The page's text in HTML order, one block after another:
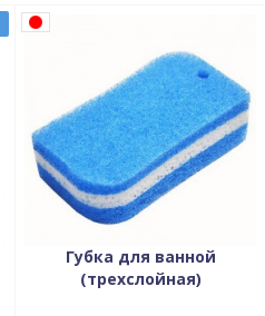
Губка для ванной
(трехслойная)